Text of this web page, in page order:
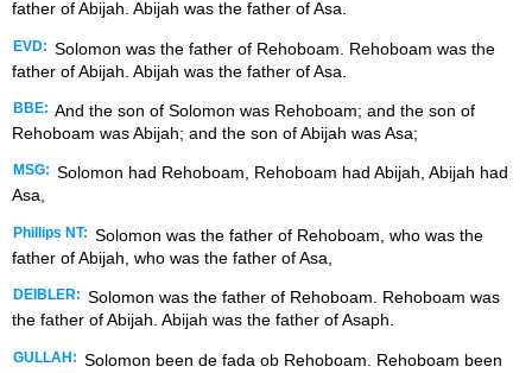
father of Abijah. Abijah was the father of Asa.
EVD: Solomon was the father of Rehoboam. Rehoboam was the
father of Abijah. Abijah was the father of Asa.
BBE: And the son of Solomon was Rehoboam; and the son of
Rehoboam was Abijah; and the son of Abijah was Asa;
MSG: Solomon had Rehoboam, Rehoboam had Abijah, Abijah had
Asa,
Phillips NT: Solomon was the father of Rehoboam, who was the
father of Abijah, who was the father of Asa,
DEIBLER: Solomon was the father of Rehoboam. Rehoboam was
the father of Abijah. Abijah was the father of Asaph.
GULLAH: Solomon been de fada ob Rehoboam. Rehoboam been